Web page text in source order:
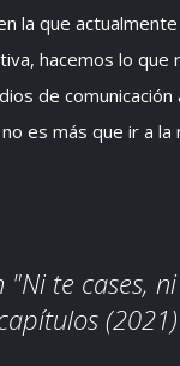
la que
hacemos lo que
de comunicación
es más que ir a la
"Ni te cases,
(2021)